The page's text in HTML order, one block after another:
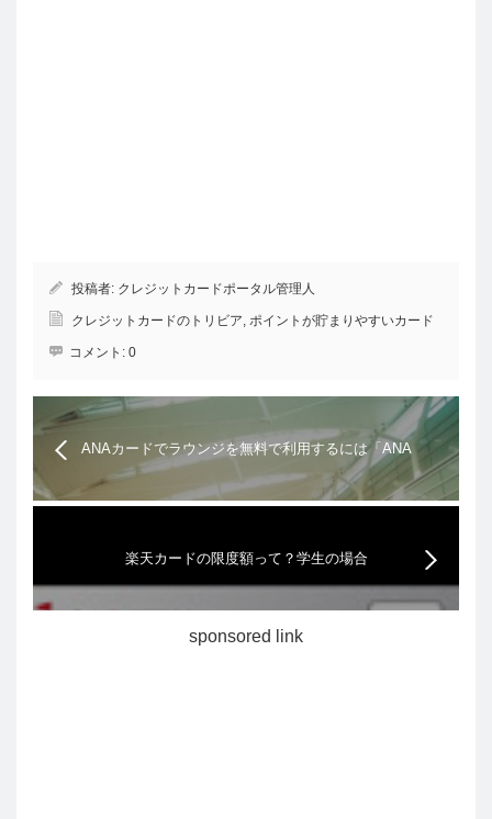
投稿者: クレジットカードポータル管理人
クレジットカードのトリビア ポイントが貯まりやすいカード
コメント: 0
ANAカードでラウンジを無料で利用するには「ANA
アメリカンエキスプレスカード」
楽天カードの限度額って？学生の場合
sponsored link